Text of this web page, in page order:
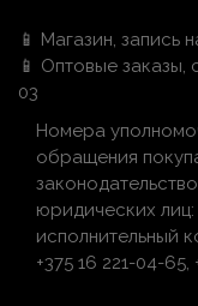
📱 Магазин, запись
📱 Оптовые заказы,
03
Номера
обращения
юридических
исполнительный
+375 16 221-04-65,